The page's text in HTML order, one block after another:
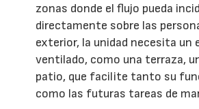
zonas donde el flujo pueda
directamente sobre las
exterior, la unidad necesita un
ventilado, como una terraza,
patio, que facilite tanto su
como las futuras tareas de